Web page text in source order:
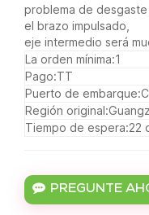
problema de
el brazo impulsado,
eje intermedio será
La orden mínima:1
Pago:TT
Puerto de embarque:
Región original:
Tiempo de espera:22
PREGUNTE